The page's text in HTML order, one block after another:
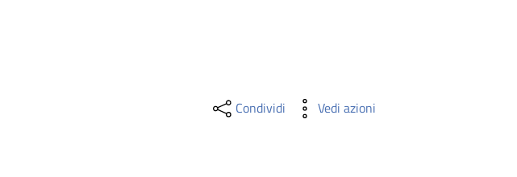
Condividi Vedi azioni